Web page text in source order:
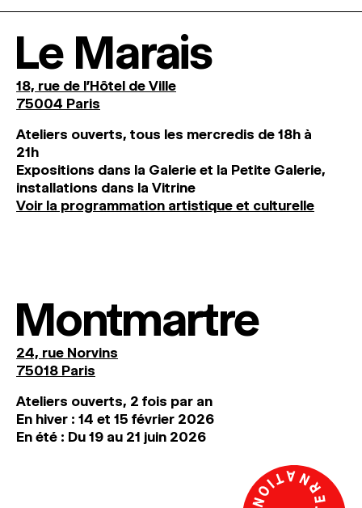
Le Marais
18, rue de l'Hôtel de Ville
75004 Paris
Ateliers ouverts, tous les mercredis de 18h à
21h
Expositions dans la Galerie et la Petite Galerie,
installations dans la Vitrine
Voir la programmation artistique et culturelle
Montmartre
24, rue Norvins
75018 Paris
Ateliers ouverts, 2 fois par an
En hiver : 14 et 15 février 2026
En été : Du 19 au 21 juin 2026